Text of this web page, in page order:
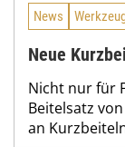
News
Neue
Nicht nur für
Beitelsatz
an